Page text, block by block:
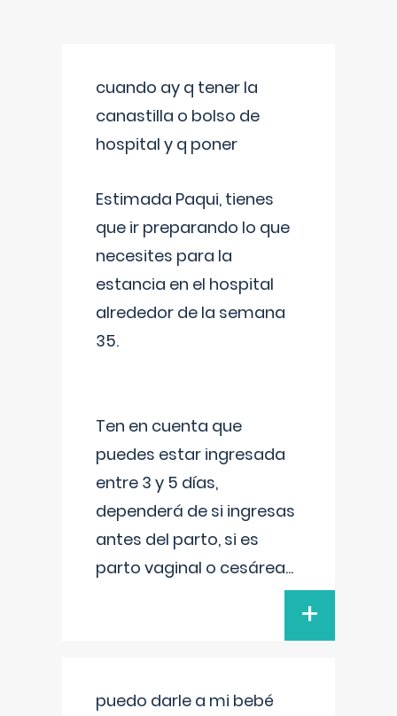
cuando ay q tener la
canastilla o bolso de
hospital y q poner
Estimada Paqui, tienes
que ir preparando lo que
necesites para la
estancia en el hospital
alrededor de la semana
35.
Ten en cuenta que
puedes estar ingresada
entre 3 y 5 días,
dependerá de si ingresas
antes del parto, si es
parto vaginal o cesárea...
+
puedo darle a mi bebé